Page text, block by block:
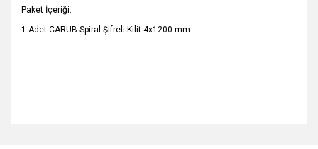
Paket İçeriği:
1 Adet CARUB Spiral Şifreli Kilit 4x1200 mm